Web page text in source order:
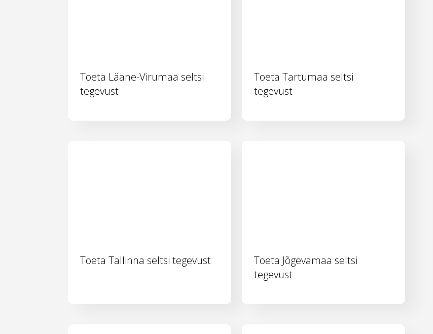
Toeta Lääne-Virumaa seltsi
tegevust
Toeta Tartumaa seltsi
tegevust
Toeta Tallinna seltsi tegevust
Toeta Jõgevamaa seltsi
tegevust